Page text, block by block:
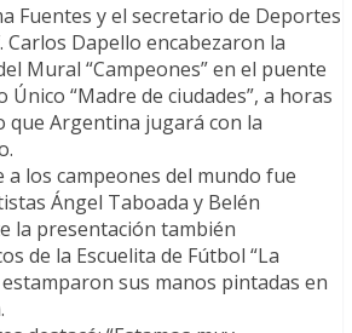
Fuentes y el secretario de Deportes
Carlos Dapello encabezaron la
Mural “Campeones” en el puente
Único “Madre de ciudades”, a horas
que Argentina jugará con la
a los campeones del mundo fue
Ángel Taboada y Belén
la presentación también
de la Escuelita de Fútbol “La
estamparon sus manos pintadas en